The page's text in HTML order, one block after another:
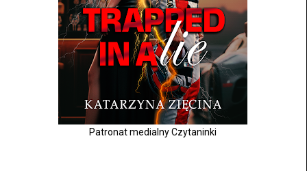
Patronat medialny Czytaninki